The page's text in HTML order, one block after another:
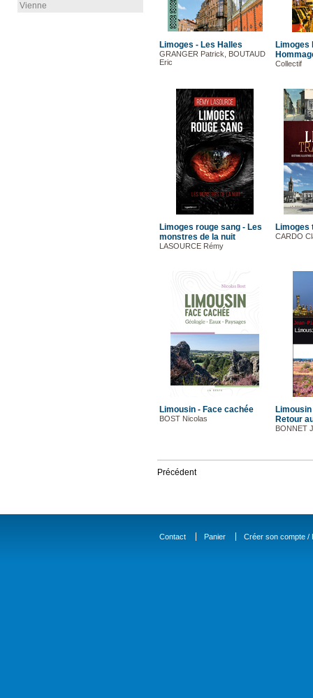
Vienne
Limoges - Les Halles
GRANGER Patrick, BOUTAUD
Eric
Limoges
Collectif
Limoges rouge sang - Les
monstres de la nuit
LASOURCE Rémy
Limoges
CARDO
Limousin - Face cachée
BOST Nicolas
Retour
BONNET
Précédent
Contact Panier Créer son compte /